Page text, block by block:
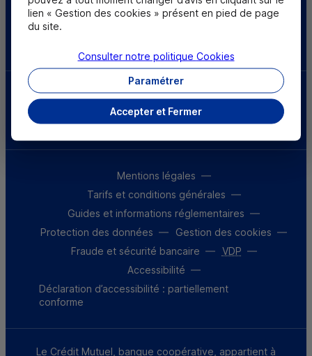
malentendants
Parrainez un proche et profitez ensemble
d’avantages
Découvrir notre offre
Mentions légales
Tarifs et conditions générales
Guides et informations réglementaires
Protection des données
Gestion des cookies
Fraude et sécurité bancaire
VDP
Accessibilité
Déclaration d’accessibilité : partiellement
conforme
Le Crédit Mutuel, banque coopérative, appartient à
lien « Gestion des cookies » présent en pied de page
du site.
Accepter et Fermer
Paramétrer
Consulter notre politique Cookies